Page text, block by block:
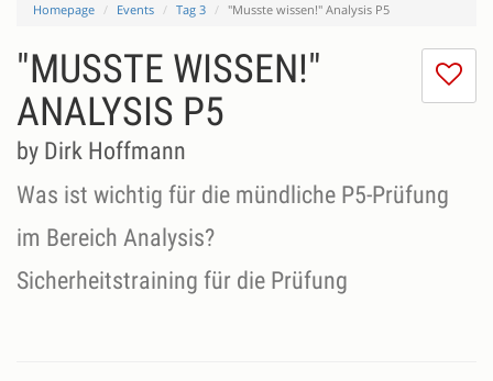
Homepage Events Tag 3 "Musste wissen!" Analysis P5
I
"MUSSTE WISSEN!"
ANALYSIS P5
by Dirk Hoffmann
Was ist wichtig für die mündliche P5-Prüfung
im Bereich Analysis?
Sicherheitstraining für die Prüfung